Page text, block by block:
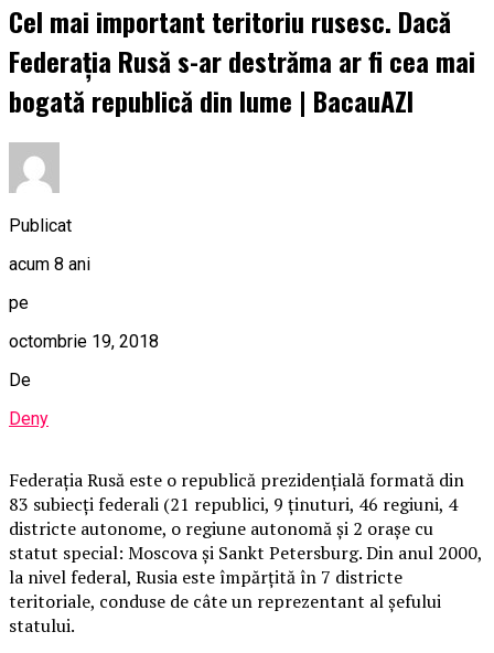
Cel mai important teritoriu rusesc. Dacă
Federația Rusă s-ar destrăma ar fi cea mai
bogată republică din lume | BacauAZI
Publicat
acum 8 ani
pe
octombrie 19, 2018
De
Deny
Federaţia Rusă este o republică prezidenţială formată din
83 subiecţi federali (21 republici, 9 ţinuturi, 46 regiuni, 4
districte autonome, o regiune autonomă şi 2 oraşe cu
statut special: Moscova şi Sankt Petersburg. Din anul 2000,
la nivel federal, Rusia este împărţită în 7 districte
teritoriale, conduse de câte un reprezentant al şefului
statului.